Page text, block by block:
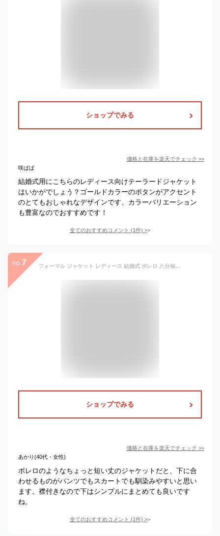
ショップでみる
価格と在庫を楽天でチェック >>
咲ぱぱ
結婚式用にこちらのレディース向けテーラードジャケット
はいかがでしょう？ゴールドカラーのボタンがアクセント
のとてもおしゃれなデザインです。カラーバリエーション
も豊富なのでおすすめです！
全てのおすすめコメント (1件) >
no. 7 フォーマル ジャケット レディース 結婚式 ボレロ 八分袖 襟付き 長袖 オフィスカジュアル テーラード 体型カバー オケージョン パーティー ドレス 二次会 食事会 謝恩会 成人式 お呼ばれ 9号 11号 13号 15号 17号 20代 30代 40代 50代 ママ 小さいサイズ 大きいサイズ 黒 白
ショップでみる
価格と在庫を楽天でチェック >>
あかり(40代・女性)
ボレロのようなちょっと短い丈のジャケットだと、下に合
わせるものがパンツでもスカートでも馴染みやすいと思い
ます。襟付きなので下はシンプルにまとめても良いです
ね。
全てのおすすめコメント (1件) >